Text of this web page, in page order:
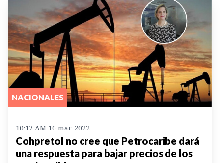
NACIONALES
10:17 AM 10 mar. 2022
Cohpretol no cree que Petrocaribe dará
una respuesta para bajar precios de los